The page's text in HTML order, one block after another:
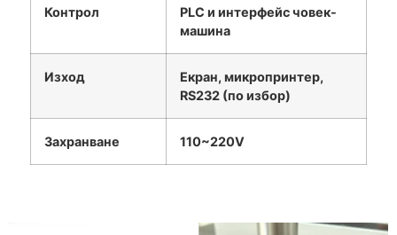
Контрол
PLC и интерфейс човек-
машина
Изход
Екран, микропринтер,
RS232 (по избор)
Захранване 110~220V